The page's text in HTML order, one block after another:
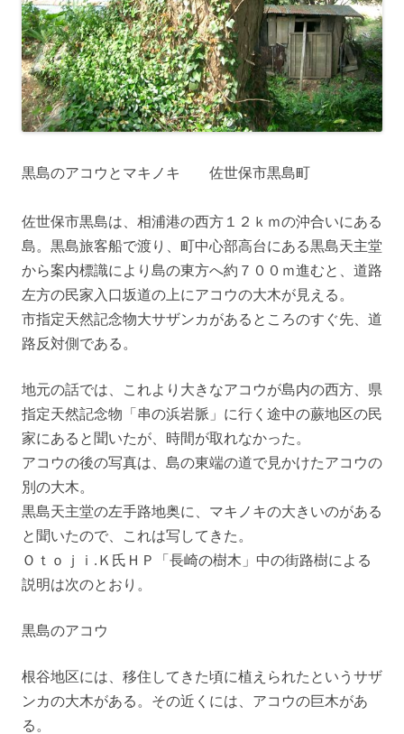
黒島のアコウとマキノキ 佐世保市黒島町
佐世保市黒島は、相浦港の西方１２ｋｍの沖合いにある
島。黒島旅客船で渡り、町中心部高台にある黒島天主堂
から案内標識により島の東方へ約７００ｍ進むと、道路
左方の民家入口坂道の上にアコウの大木が見える。
市指定天然記念物大サザンカがあるところのすぐ先、道
路反対側である。
地元の話では、これより大きなアコウが島内の西方、県
指定天然記念物「串の浜岩脈」に行く途中の蕨地区の民
家にあると聞いたが、時間が取れなかった。
アコウの後の写真は、島の東端の道で見かけたアコウの
別の大木。
黒島天主堂の左手路地奥に、マキノキの大きいのがある
と聞いたので、これは写してきた。
Ｏｔｏｊｉ.Ｋ氏ＨＰ「長崎の樹木」中の街路樹による
説明は次のとおり。
黒島のアコウ
根谷地区には、移住してきた頃に植えられたというサザ
ンカの大木がある。その近くには、アコウの巨木があ
る。